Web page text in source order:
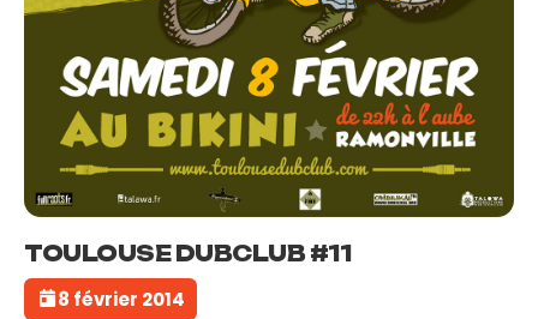
TOULOUSE DUBCLUB #11
8 février 2014